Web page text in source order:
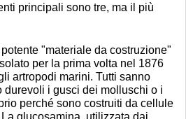
principali sono tre, ma il più
"materiale da costruzione"
per la prima volta nel 1876
artropodi marini. Tutti sanno
durevoli i gusci dei molluschi o i
perché sono costruiti da cellule
glucosamina, utilizzata dai